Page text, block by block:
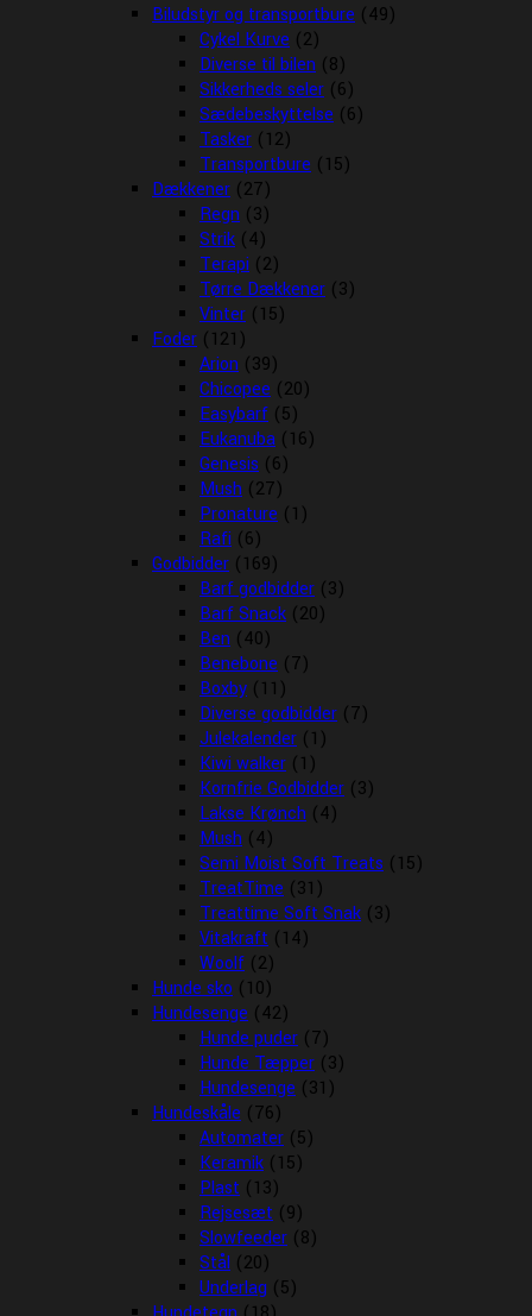
Biludstyr og transportbure (49)
Cykel Kurve (2)
Diverse til bilen (8)
Sikkerheds seler (6)
Sædebeskyttelse (6)
Tasker (12)
Transportbure (15)
Dækkener (27)
Regn (3)
Strik (4)
Terapi (2)
Tørre Dækkener (3)
Vinter (15)
Foder (121)
Arion (39)
Chicopee (20)
Easybarf (5)
Eukanuba (16)
Genesis (6)
Mush (27)
Pronature (1)
Rafi (6)
Godbidder (169)
Barf godbidder (3)
Barf Snack (20)
Ben (40)
Benebone (7)
Boxby (11)
Diverse godbidder (7)
Julekalender (1)
Kiwi walker (1)
Kornfrie Godbidder (3)
Lakse Krønch (4)
Mush (4)
Semi Moist Soft Treats (15)
TreatTime (31)
Treattime Soft Snak (3)
Vitakraft (14)
Woolf (2)
Hunde sko (10)
Hundesenge (42)
Hunde puder (7)
Hunde Tæpper (3)
Hundesenge (31)
Hundeskåle (76)
Automater (5)
Keramik (15)
Plast (13)
Rejsesæt (9)
Slowfeeder (8)
Stål (20)
Underlag (5)